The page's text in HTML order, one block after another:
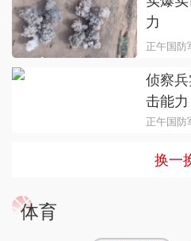
力
正午国防
侦察
击能力
正午国防
换一
体育